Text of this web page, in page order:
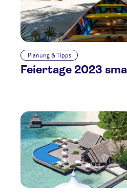
Planung & Tipps
Feiertage 2023